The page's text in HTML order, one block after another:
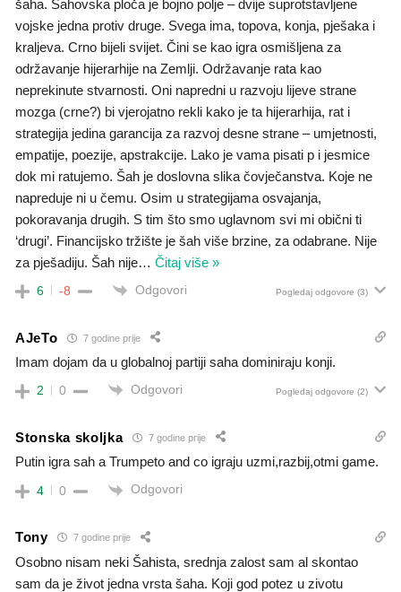
šaha. Šahovska ploča je bojno polje – dvije suprotstavljene
vojske jedna protiv druge. Svega ima, topova, konja, pješaka i
kraljeva. Crno bijeli svijet. Čini se kao igra osmišljena za
održavanje hijerarhije na Zemlji. Održavanje rata kao
neprekinute stvarnosti. Oni napredni u razvoju lijeve strane
mozga (crne?) bi vjerojatno rekli kako je ta hijerarhija, rat i
strategija jedina garancija za razvoj desne strane – umjetnosti,
empatije, poezije, apstrakcije. Lako je vama pisati p i jesmice
dok mi ratujemo. Šah je doslovna slika čovječanstva. Koje ne
napreduje ni u čemu. Osim u strategijama osvajanja,
pokoravanja drugih. S tim što smo uglavnom svi mi obični ti
‘drugi’. Financijsko tržište je šah više brzine, za odabrane. Nije
za pješadiju. Šah nije… Čitaj više »
6 -8 Odgovori Pogledaj odgovore (3)
AJeTo 7 godine prije
Imam dojam da u globalnoj partiji saha dominiraju konji.
2 0 Odgovori Pogledaj odgovore (2)
Stonska skoljka 7 godine prije
Putin igra sah a Trumpeto and co igraju uzmi,razbij,otmi game.
4 0 Odgovori
Tony 7 godine prije
Osobno nisam neki Šahista, srednja zalost sam al skontao
sam da je život jedna vrsta šaha. Koji god potez u zivotu